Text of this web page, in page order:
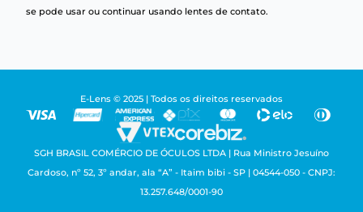
se pode usar ou continuar usando lentes de contato.
E-Lens © 2025 | Todos os direitos reservados
SGH BRASIL COMÉRCIO DE ÓCULOS LTDA | Rua Ministro Jesuíno
Cardoso, nº 52, 3º andar, ala “A” - Itaim bibi - SP | 04544-050 - CNPJ:
13.257.648/0001-90